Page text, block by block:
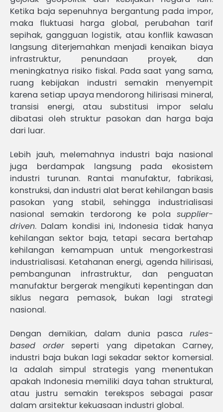
Ketika baja sepenuhnya bergantung pada impor,
maka fluktuasi harga global, perubahan tarif
sepihak, gangguan logistik, atau konflik kawasan
langsung diterjemahkan menjadi kenaikan biaya
infrastruktur, penundaan proyek, dan
meningkatnya risiko fiskal. Pada saat yang sama,
ruang kebijakan industri semakin menyempit
karena setiap upaya mendorong hilirisasi mineral,
transisi energi, atau substitusi impor selalu
dibatasi oleh struktur pasokan dan harga baja
dari luar.
Lebih jauh, melemahnya industri baja nasional
juga berdampak langsung pada ekosistem
industri turunan. Rantai manufaktur, fabrikasi,
konstruksi, dan industri alat berat kehilangan basis
pasokan yang stabil, sehingga industrialisasi
nasional semakin terdorong ke pola supplier-
driven. Dalam kondisi ini, Indonesia tidak hanya
kehilangan sektor baja, tetapi secara bertahap
kehilangan kemampuan untuk mengorkestrasi
industrialisasi. Ketahanan energi, agenda hilirisasi,
pembangunan infrastruktur, dan penguatan
manufaktur bergerak mengikuti kepentingan dan
siklus negara pemasok, bukan lagi strategi
nasional.
Dengan demikian, dalam dunia pasca rules-
based orderseperti yang dipetakan Carney,
industri baja bukan lagi sekadar sektor komersial.
Ia adalah simpul strategis yang menentukan
apakah Indonesia memiliki daya tahan struktural,
atau justru semakin terekspos sebagai pasar
dalam arsitektur kekuasaan industri global.